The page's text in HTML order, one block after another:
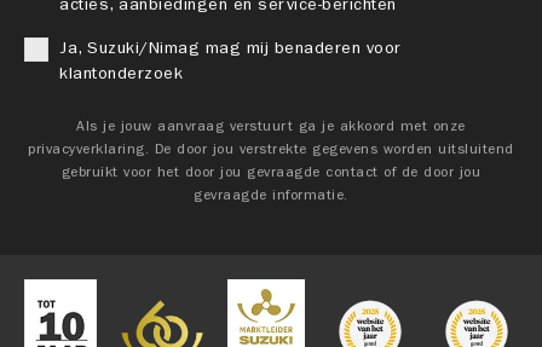
acties, aanbiedingen en service-berichten
Ja, Suzuki/Nimag mag mij benaderen voor
klantonderzoek
Als je jouw aanvraag verstuurt ga je akkoord met onze
privacyverklaring. De door jou verstrekte gegevens worden uitsluitend
gebruikt voor het door jou gevraagde contact of de door jou
gevraagde informatie.